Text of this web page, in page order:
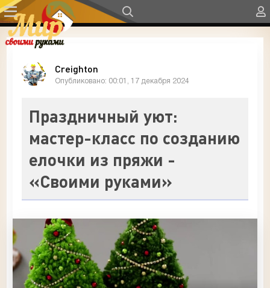
Creighton
Опубликовано: 00:01, 17 декабря 2024
Праздничный уют:
мастер-класс по созданию
елочки из пряжи -
«Своими руками»